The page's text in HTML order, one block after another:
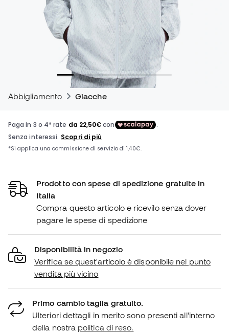
Abbigliamento Giacche
Prodotto con spese di spedizione gratuite in
Italia
Compra questo articolo e ricevilo senza dover
pagare le spese di spedizione
Disponibilità in negozio
Verifica se quest'articolo è disponibile nel punto
vendita più vicino
Primo cambio taglia gratuito.
Ulteriori dettagli in merito sono presenti all'interno
della nostra politica di reso.